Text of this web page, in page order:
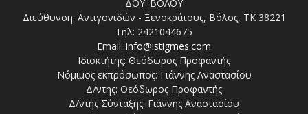
ΔΟΥ: ΒΟΛΟΥ
Διεύθυνση: Αντιγονιδών - Ξενοκράτους, Βόλος, ΤΚ 38221
Τηλ: 2421044675
Email: info@istigmes.com
Ιδιοκτήτης: Θεόδωρος Προφαντής
Νόμιμος εκπρόσωπος: Γιάννης Αναστασίου
Δ/ντης: Θεόδωρος Προφαντής
Δ/ντης Σύνταξης: Γιάννης Αναστασίου